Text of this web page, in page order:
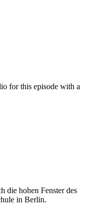
for this episode with a
die hohen Fenster des
in Berlin.